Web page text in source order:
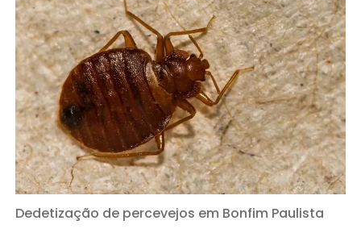
Dedetização de percevejos em Bonfim Paulista